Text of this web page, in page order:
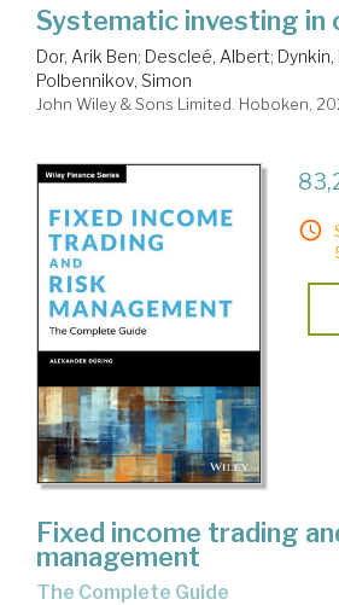
Systematic investing in
Dor, Arik Ben; Descleé, Albert; Dynkin,
Polbennikov, Simon
John Wiley & Sons Limited. Hoboken,
Fixed income trading
management
The Complete Guide